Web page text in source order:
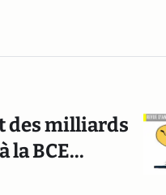
des milliards
BCE...